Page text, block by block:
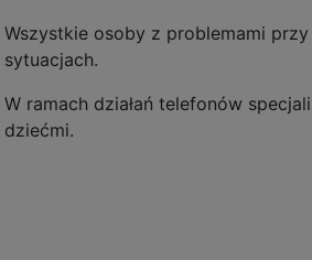
Wszystkie osoby z problemami
sytuacjach.
W ramach działań telefonów
dziećmi.